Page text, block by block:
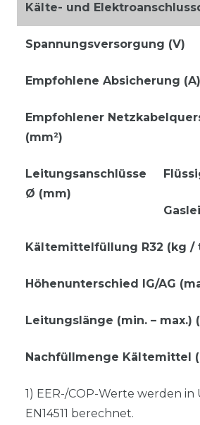
Kälte- und
Spannungsversorgung (V)
Empfohlene Absicherung (A)
Empfohlener
(mm²)
Leitungsanschlüsse
Ø (mm)
Kältemittelfüllung R32 (kg /
Höhenunterschied IG/AG
Leitungslänge (min. – max.)
Nachfüllmenge Kältemittel
1) EER-/COP-Werte werden
EN14511 berechnet.